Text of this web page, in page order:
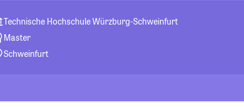
Technische Hochschule Würzburg-Schweinfurt
Master
Schweinfurt